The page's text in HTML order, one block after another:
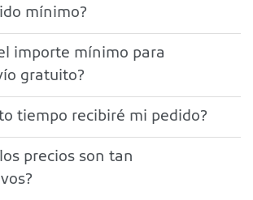
mínimo?
importe mínimo para
gratuito?
tiempo recibiré mi pedido?
precios son tan